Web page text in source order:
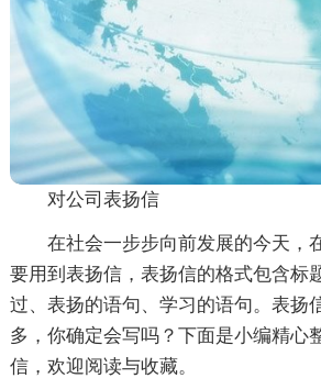
对公司表扬信
在社会一步步向前发展的今天，
要用到表扬信，表扬信的格式包含标
过、表扬的语句、学习的语句。表扬
多，你确定会写吗？下面是小编精心
信，欢迎阅读与收藏。